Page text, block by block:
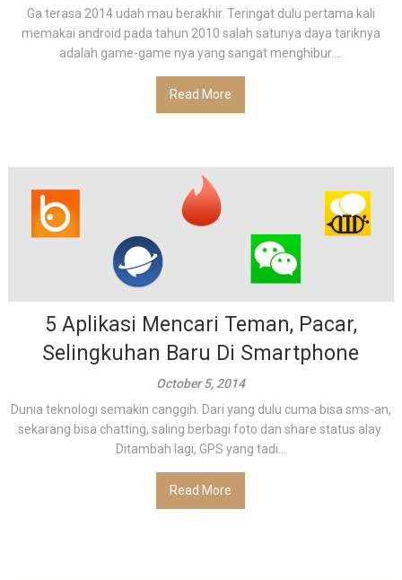
Ga terasa 2014 udah mau berakhir. Teringat dulu pertama kali
memakai android pada tahun 2010 salah satunya daya tariknya
adalah game-game nya yang sangat menghibur....
Read More
5 Aplikasi Mencari Teman, Pacar,
Selingkuhan Baru Di Smartphone
October 5, 2014
Dunia teknologi semakin canggih. Dari yang dulu cuma bisa sms-an,
sekarang bisa chatting, saling berbagi foto dan share status alay.
Ditambah lagi, GPS yang tadi...
Read More